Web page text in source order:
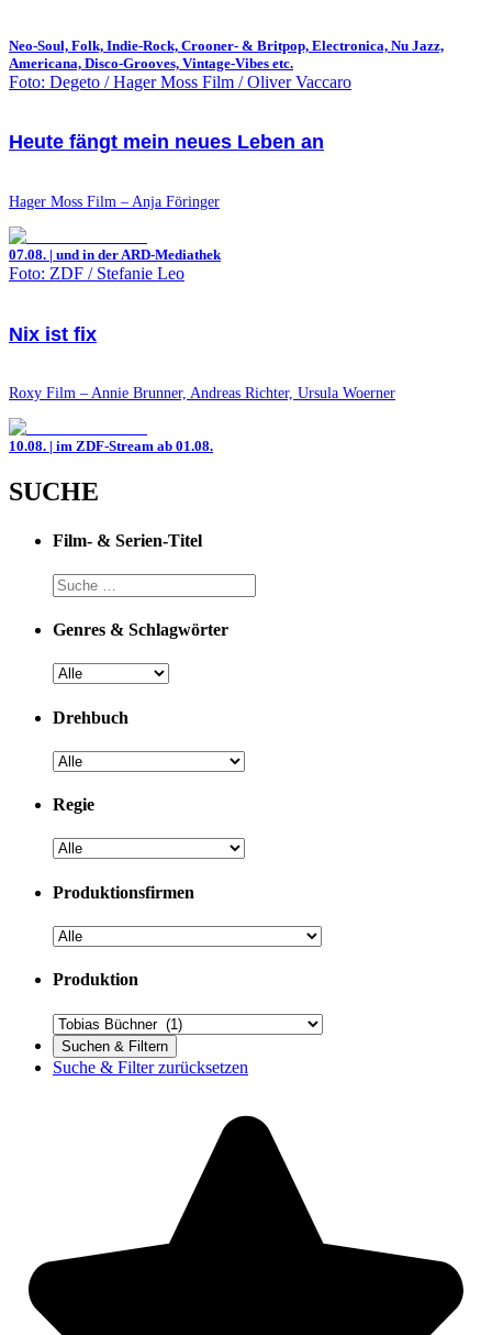
Neo-Soul, Folk, Indie-Rock, Crooner- & Britpop, Electronica, Nu Jazz,
Americana, Disco-Grooves, Vintage-Vibes etc.
Foto: Degeto / Hager Moss Film / Oliver Vaccaro
Heute fängt mein neues Leben an
Hager Moss Film – Anja Föringer
07.08. | und in der ARD-Mediathek
Foto: ZDF / Stefanie Leo
Nix ist fix
Roxy Film – Annie Brunner, Andreas Richter, Ursula Woerner
10.08. | im ZDF-Stream ab 01.08.
SUCHE
Film- & Serien-Titel
Genres & Schlagwörter
Drehbuch
Regie
Produktionsfirmen
Produktion
Suche & Filter zurücksetzen